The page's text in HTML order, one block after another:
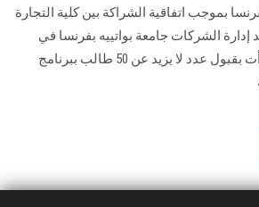
بموجب اتفاقية الشراكة بين كلية التجارة
الشركات جامعة بواتييه بفرنسا في
ابريل عام 2000، حيث بدأت بقبول عدد لا يزيد عن 50 طالب ببرنامج